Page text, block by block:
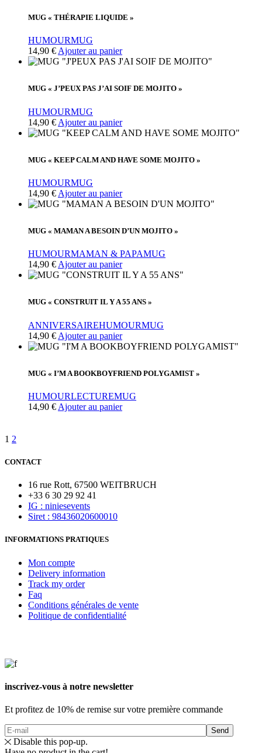
page
MUG « THÉRAPIE LIQUIDE »
HUMOURMUG
14,90 € Ajouter au panier
MUG « J’PEUX PAS J’AI SOIF DE MOJITO »
HUMOURMUG
14,90 € Ajouter au panier
MUG « KEEP CALM AND HAVE SOME MOJITO »
HUMOURMUG
14,90 € Ajouter au panier
MUG « MAMAN A BESOIN D’UN MOJITO »
HUMOURMAMAN & PAPAMUG
14,90 € Ajouter au panier
MUG « CONSTRUIT IL Y A 55 ANS »
ANNIVERSAIREHUMOURMUG
14,90 € Ajouter au panier
MUG « I’M A BOOKBOYFRIEND POLYGAMIST »
HUMOURLECTUREMUG
14,90 € Ajouter au panier
1 2
CONTACT
16 rue Rott, 67500 WEITBRUCH
+33 6 30 29 92 41
IG : niniesevents
Siret : 98436020600010
INFORMATIONS PRATIQUES
Mon compte
Delivery information
Track my order
Faq
Conditions générales de vente
Politique de confidentialité
inscrivez-vous à notre newsletter
Et profitez de 10% de remise sur votre première commande
Send
Disable this pop-up.